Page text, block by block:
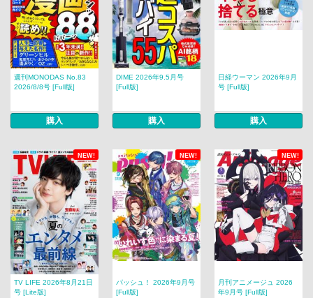
週刊MONODAS No.83
2026/8/8号 [Full版]
購入
DIME 2026年9.5月号
[Full版]
購入
日経ウーマン 2026年9月
号 [Full版]
購入
NEW! NEW! NEW!
TV LIFE 2026年8月21日
号 [Lite版]
パッシュ！ 2026年9月号
[Full版]
月刊アニメージュ 2026
年9月号 [Full版]